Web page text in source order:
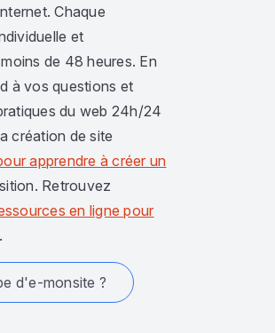
Chaque
et
de 48 heures. En
à vos questions et
du web 24h/24
création de site
apprendre à créer un
Retrouvez
en ligne pour
.
d'e-monsite ?